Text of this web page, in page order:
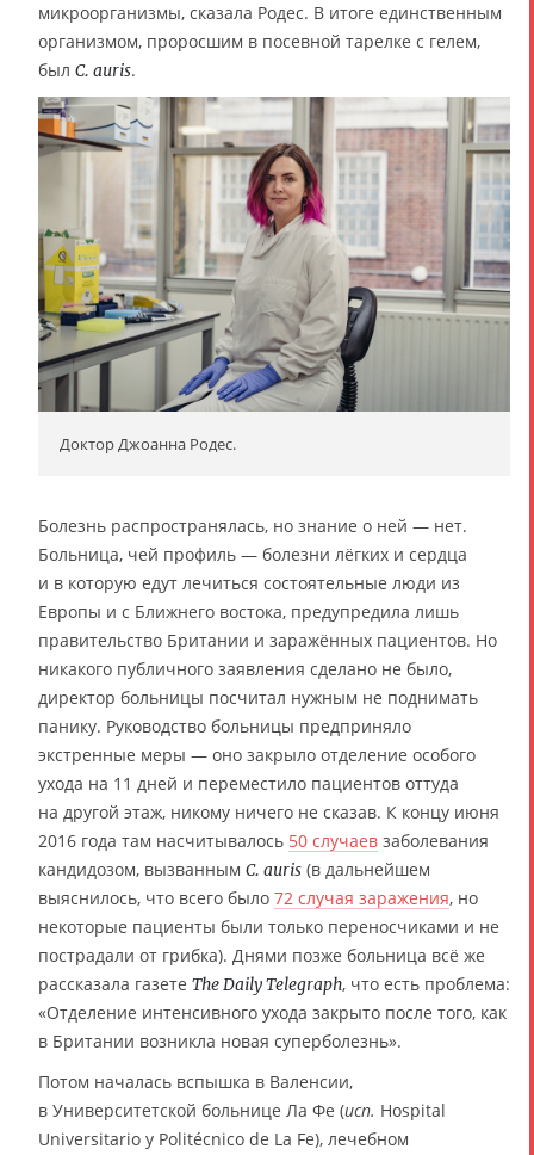
микроорганизмы, сказала Родес. В итоге единственным
организмом, проросшим в посевной тарелке с гелем,
был C. auris.
Доктор Джоанна Родес.
Болезнь распространялась, но знание о ней — нет.
Больница, чей профиль — болезни лёгких и сердца
и в которую едут лечиться состоятельные люди из
Европы и с Ближнего востока, предупредила лишь
правительство Британии и заражённых пациентов. Но
никакого публичного заявления сделано не было,
директор больницы посчитал нужным не поднимать
панику. Руководство больницы предприняло
экстренные меры — оно закрыло отделение особого
ухода на 11 дней и переместило пациентов оттуда
на другой этаж, никому ничего не сказав. К концу июня
2016 года там насчитывалось 50 случаев заболевания
кандидозом, вызванным C. auris (в дальнейшем
выяснилось, что всего было 72 случая заражения, но
некоторые пациенты были только переносчиками и не
пострадали от грибка). Днями позже больница всё же
рассказала газете The Daily Telegraph, что есть проблема:
«Отделение интенсивного ухода закрыто после того, как
в Британии возникла новая суперболезнь».
Потом началась вспышка в Валенсии,
в Университетской больнице Ла Фе (исп. Hospital
Universitario y Politécnico de La Fe), лечебном